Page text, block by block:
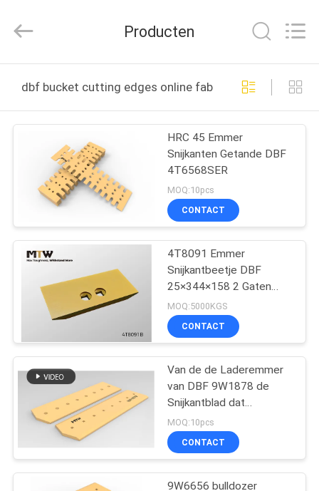
HUIS
PRODUCTEN
VIDEO'S
ONGEVEER
ONS
FABRIEKSREIS
KWALITEITSCONTROLE
CONTACTEER
NIEUWS
PARTS
(SUZHOU)
Rights
Producten
dbf bucket cutting edges online fabricage
HRC 45 Emmer
Snijkanten Getande DBF
4T6568SER
MOQ:10pcs
CONTACT
4T8091 Emmer
Snijkantbeetje DBF
25×344×158 2 Gaten
Lader Slijtageonderdeel
MOQ:5000KGS
CONTACT
Van de de Laderemmer
van DBF 9W1878 de
Snijkantblad dat
edge42kg-Doordrongen
Carbide snijdt
MOQ:10pcs
CONTACT
9W6656 bulldozer